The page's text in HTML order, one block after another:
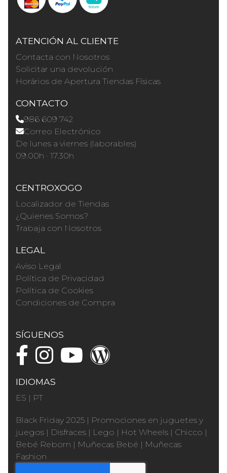
ATENCIÓN AL CLIENTE
Contacta con Nosotros
Solicitar una devolución
Horários de Apertura Tiendas Físicas
CONTACTO
986 609 742
Correo Electrónico
De lunes a viernes (laborables)
09.00h · 17.30h
CENTROXOGO
Localizador de Tiendas
¿Quienes Somos?
Trabaja con Nosotros
LEGAL
Aviso Legal
Política de Privacidad
Política de Cookies
Condiciones de Compra
SÍGUENOS
IDIOMAS
ES | PT
Black Friday 2025 | Promociones en juguetes y
juegos | Disfraces | Lego | Hot Wheels | Chicco |
Bebé Reborn | Muñecas Bebé | Muñecas
Fashion